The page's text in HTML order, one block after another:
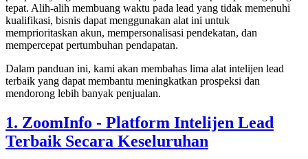
tepat. Alih-alih membuang waktu pada lead yang tidak memenuhi
kualifikasi, bisnis dapat menggunakan alat ini untuk
memprioritaskan akun, mempersonalisasi pendekatan, dan
mempercepat pertumbuhan pendapatan.
Dalam panduan ini, kami akan membahas lima alat intelijen lead
terbaik yang dapat membantu meningkatkan prospeksi dan
mendorong lebih banyak penjualan.
1. ZoomInfo - Platform Intelijen Lead
Terbaik Secara Keseluruhan